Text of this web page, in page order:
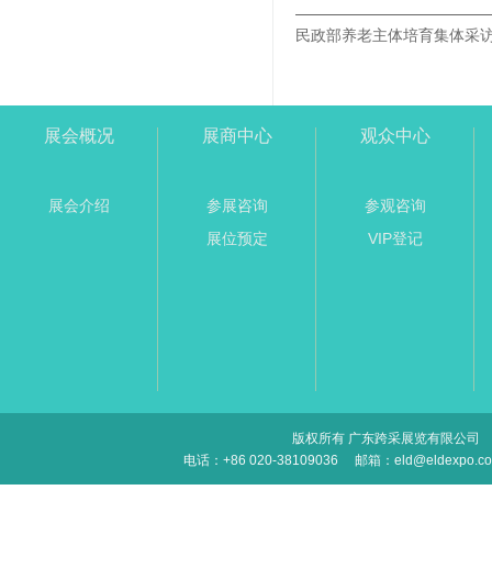
展会概况
展会介绍
展商中心
参展咨询
展位预定
观众中心
参观咨询
VIP登记
版权所有 广东跨采展览有限公司
电话：+86 020-38109036
邮箱：